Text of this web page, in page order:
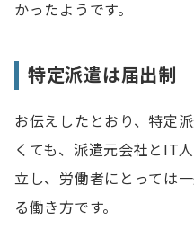
かったようです。
特定派遣は届出制
お伝えしたとおり、特定
くても、派遣元会社とIT
立し、労働者にとっては
る働き方です。